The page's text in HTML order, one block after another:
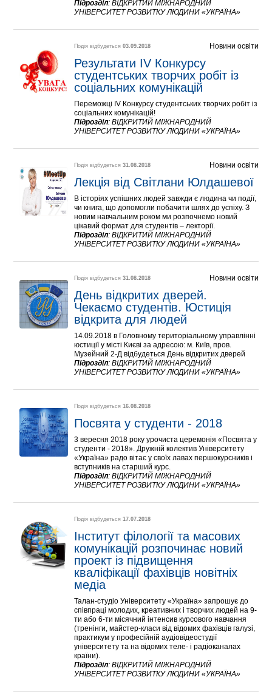
Підрозділ:ВІДКРИТИЙ МІЖНАРОДНИЙ
УНІВЕРСИТЕТ РОЗВИТКУ ЛЮДИНИ «УКРАЇНА»
Новини освіти
Подія відбудеться03.09.2018
Результати ІV Конкурсу
студентських творчих робіт із
соціальних комунікацій
Переможці ІV Конкурсу студентських творчих робіт із
соціальних комунікацій!
Підрозділ:ВІДКРИТИЙ МІЖНАРОДНИЙ
УНІВЕРСИТЕТ РОЗВИТКУ ЛЮДИНИ «УКРАЇНА»
Новини освіти
Подія відбудеться31.08.2018
Лекція від Світлани Юлдашевої
В історіях успішних людей завжди є людина чи події,
чи книга, що допомогли побачити шлях до успіху. З
новим навчальним роком ми розпочнемо новий
цікавий формат для студентів – лекторії.
Підрозділ:ВІДКРИТИЙ МІЖНАРОДНИЙ
УНІВЕРСИТЕТ РОЗВИТКУ ЛЮДИНИ «УКРАЇНА»
Новини освіти
Подія відбудеться31.08.2018
День відкритих дверей.
Чекаємо студентів. Юстиція
відкрита для людей
14.09.2018 в Головному територіальному управлінні
юстиції у місті Києві за адресою: м. Київ, пров.
Музейний 2-Д відбудеться День відкритих дверей
Підрозділ:ВІДКРИТИЙ МІЖНАРОДНИЙ
УНІВЕРСИТЕТ РОЗВИТКУ ЛЮДИНИ «УКРАЇНА»
Подія відбудеться16.08.2018
Посвята у студенти - 2018
3 вересня 2018 року урочиста церемонія «Посвята у
студенти - 2018». Дружній колектив Університету
«Україна» радо вітає у своїх лавах першокурсників і
вступників на старший курс.
Підрозділ:ВІДКРИТИЙ МІЖНАРОДНИЙ
УНІВЕРСИТЕТ РОЗВИТКУ ЛЮДИНИ «УКРАЇНА»
Подія відбудеться17.07.2018
Інститут філології та масових
комунікацій розпочинає новий
проект із підвищення
кваліфікації фахівців новітніх
медіа
Талан-студіо Університету «Україна» запрошує до
співпраці молодих, креативних і творчих людей на 9-
ти або 6-ти місячний інтенсив курсового навчання
(тренінги, майстер-класи від відомих фахівців галузі,
практикум у професійній аудіовідеостудії
університету та на відомих теле- і радіоканалах
країни).
Підрозділ:ВІДКРИТИЙ МІЖНАРОДНИЙ
УНІВЕРСИТЕТ РОЗВИТКУ ЛЮДИНИ «УКРАЇНА»